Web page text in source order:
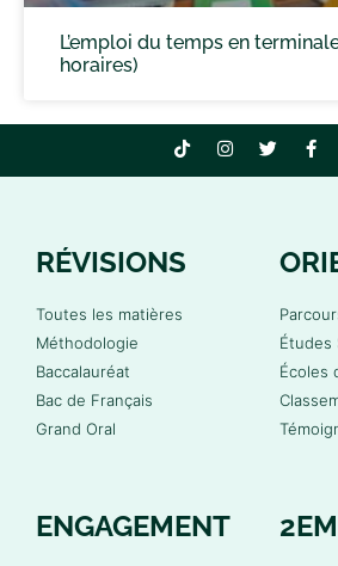
L’emploi du temps en
horaires)
RÉVISIONS
Toutes les matières
Méthodologie
Baccalauréat
Bac de Français
Grand Oral
Études
Écoles
ENGAGEMENT